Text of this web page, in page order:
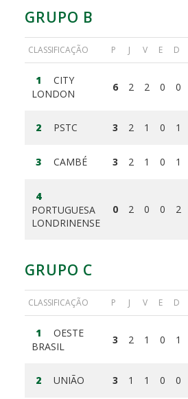
GRUPO B
CLASSIFICAÇÃO P J V E D
1
CITY
LONDON
6 2 2 0 0
2 PSTC 3 2 1 0 1
3 CAMBÉ 3 2 1 0 1
4
PORTUGUESA
LONDRINENSE
0 2 0 0 2
GRUPO C
CLASSIFICAÇÃO P J V E D
1
OESTE
BRASIL
3 2 1 0 1
2 UNIÃO 3 1 1 0 0